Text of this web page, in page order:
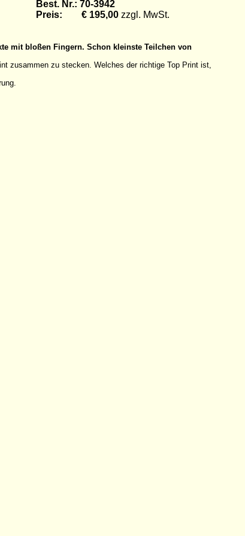
Best. Nr.: 70-3942
Preis: € 195,00 zzgl. MwSt.
mit bloßen Fingern. Schon kleinste Teilchen von
zusammen zu stecken. Welches der richtige Top Print ist,